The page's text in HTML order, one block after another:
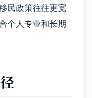
民政策往往更宽
个人专业和长期